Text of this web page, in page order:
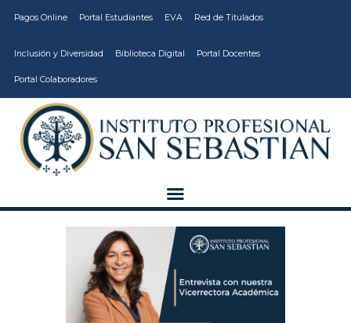
Pagos Online Portal Estudiantes EVA Red de Titulados
Inclusión y Diversidad Biblioteca Digital Portal Docentes
Portal Colaboradores
CARRERAS
VIDA ESTUDIANTIL
INSTITUCIÓN
VCM
EDUCACIÓN
CONTINUA